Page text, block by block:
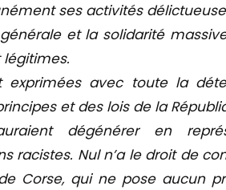
ses activités
générale et la solidarité
exprimées avec toute la
et des lois de la
dégénérer en
racistes. Nul n’a le droit de
Corse, qui ne pose aucun